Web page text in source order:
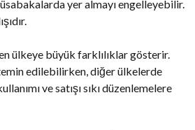
yer almayı engelleyebilir.
ülkeye büyük farklılıklar gösterir.
edilebilirken, diğer ülkelerde
ve satışı sıkı düzenlemelere